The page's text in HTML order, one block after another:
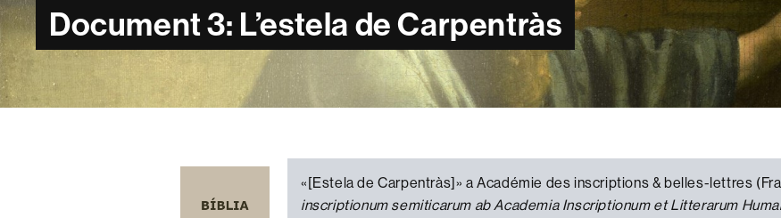
Document 3: L’estela de Carpentràs
«[Estela de Carpentràs]» a Académie des inscriptions & belles-lettres
inscriptionum semiticarum ab Academia Inscriptionum et Litterarum